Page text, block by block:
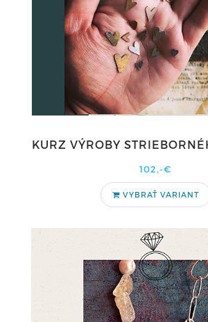
KURZ VÝROBY
102,-€
VYBRAŤ VARIANT